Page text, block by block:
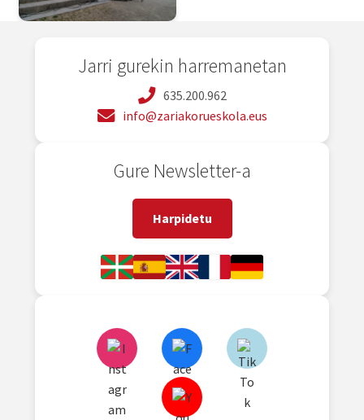
Jarri gurekin harremanetan
635.200.962
info@zariakorueskola.eus
Gure Newsletter-a
Harpidetu